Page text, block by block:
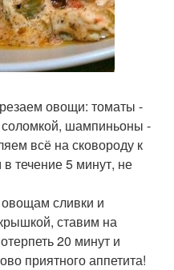
овощи: томаты -
соломкой, шампиньоны -
всё на сковороду к
течение 5 минут, не
сливки и
ставим на
20 минут и
приятного аппетита!